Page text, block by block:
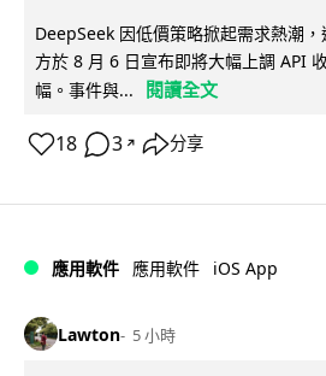
DeepSeek 因低價策略掀起需求熱潮
方於 8 月 6 日宣布即將大幅上調 API
幅。事件與...
閱讀全文
18 3 ↗ 分享
應用軟件 應用軟件 iOS App
Lawton 5 小時